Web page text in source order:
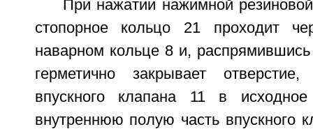
При нажатии нажимной
стопорное кольцо 21 проходит
наварном кольце 8 и,
герметично закрывает
впускного клапана 11 в
внутреннюю полую часть впускного